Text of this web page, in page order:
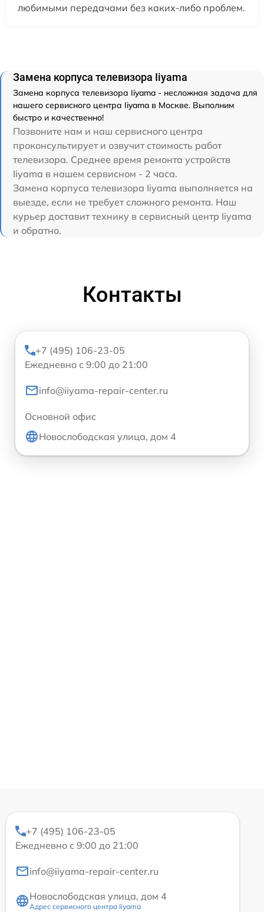
любимыми передачами без каких-либо проблем.
Замена корпуса телевизора Iiyama
Замена корпуса телевизора Iiyama - несложная задача для
нашего сервисного центра Iiyama в Москве. Выполним
быстро и качественно!
Позвоните нам и наш сервисного центра
проконсультирует и озвучит стоимость работ
телевизора. Среднее время ремонта устройств
Iiyama в нашем сервисном - 2 часа.
Замена корпуса телевизора Iiyama выполняется на
выезде, если не требует сложного ремонта. Наш
курьер доставит технику в сервисный центр Iiyama
и обратно.
Контакты
+7 (495) 106-23-05
Ежедневно с 9:00 до 21:00
info@iiyama-repair-center.ru
Основной офис
Новослободская улица, дом 4
+7 (495) 106-23-05
Ежедневно с 9:00 до 21:00
info@iiyama-repair-center.ru
Новослободская улица, дом 4
Адрес сервисного центра Iiyama